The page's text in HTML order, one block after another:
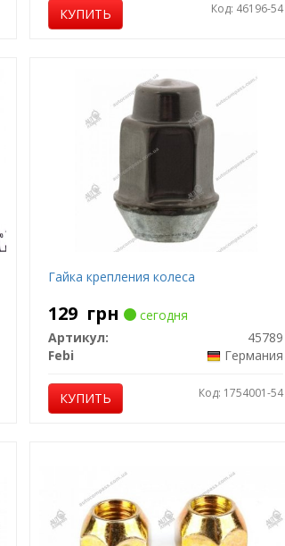
КУПИТЬ Код: 46196-54
Гайка крепления колеса
129 грн
сегодня
Артикул:
45789
Febi
Германия
КУПИТЬ Код: 1754001-54